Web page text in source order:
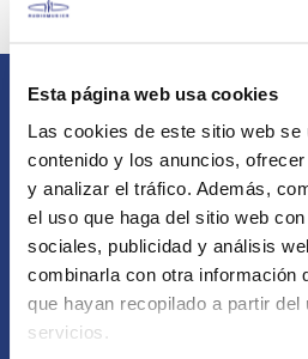
Esta página web usa cookies
Las cookies de este sitio web
contenido y los anuncios,
y analizar el tráfico. Además,
el uso que haga del sitio web
sociales, publicidad y análisis
combinarla con otra información
que hayan recopilado a partir
servicios.
Atención Postventa
+51 958418476
+51 977624112
Acerca de Nosotros